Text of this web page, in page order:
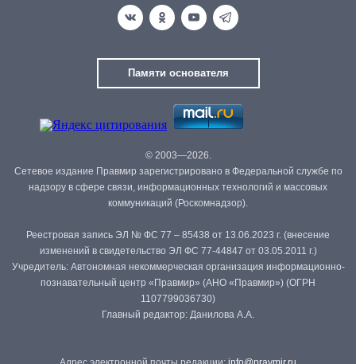
Памяти основателя
© 2003—2026.
Сетевое издание Правмир зарегистрировано в Федеральной службе по
надзору в сфере связи, информационных технологий и массовых
коммуникаций (Роскомнадзор).
Реестровая запись ЭЛ № ФС 77 – 85438 от 13.06.2023 г. (внесение
изменений в свидетельство ЭЛ ФС 77-44847 от 03.05.2011 г.)
Учредитель: Автономная некоммерческая организация информационно-
познавательный центр «Правмир» (АНО «Правмир») (ОГРН
1107799036730)
Главный редактор: Данилова А.А.